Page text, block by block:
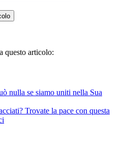
questo articolo:
nulla se siamo uniti nella Sua
Trovate la pace con questa